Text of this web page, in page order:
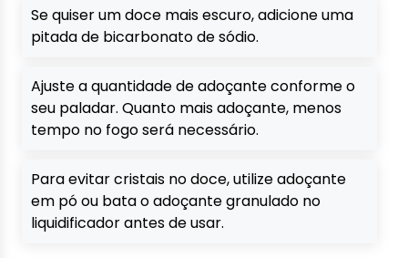
Se quiser um doce mais escuro, adicione uma
pitada de bicarbonato de sódio.
Ajuste a quantidade de adoçante conforme o
seu paladar. Quanto mais adoçante, menos
tempo no fogo será necessário.
Para evitar cristais no doce, utilize adoçante
em pó ou bata o adoçante granulado no
liquidificador antes de usar.